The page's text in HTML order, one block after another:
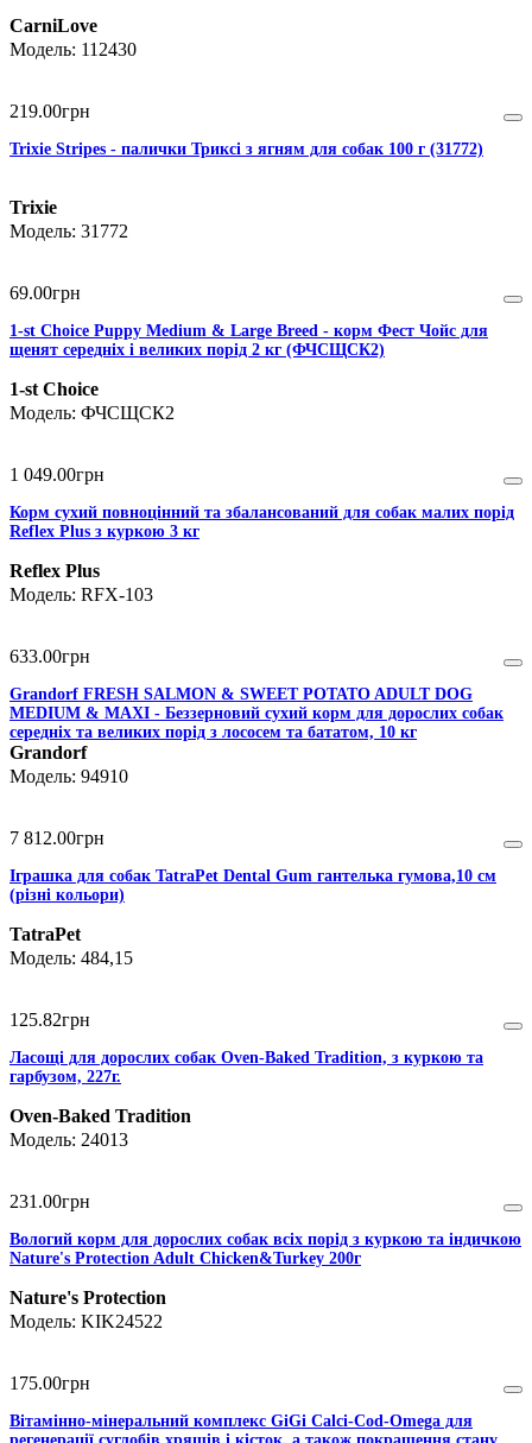
CarniLove
112430
219.00грн
Trixie Stripes - палички Триксі з ягням для собак 100 г (31772)
Trixie
31772
69.00грн
1-st Choice Puppy Medium & Large Breed - корм Фест Чойс для
щенят середніх і великих порід 2 кг (ФЧСЩСК2)
1-st Choice
ФЧСЩСК2
1 049.00грн
Корм сухий повноцінний та збалансований для собак малих порід
Reflex Plus з куркою 3 кг
Reflex Plus
RFX-103
633.00грн
Grandorf FRESH SALMON & SWEET POTATO ADULT DOG
MEDIUM & MAXI - Беззерновий сухий корм для дорослих собак
середніх та великих порід з лососем та бататом, 10 кг
Grandorf
94910
7 812.00грн
Іграшка для собак TatraPet Dental Gum гантелька гумова,10 см
(різні кольори)
TatraPet
484,15
125.82грн
Ласощі для дорослих собак Oven-Baked Tradition, з куркою та
гарбузом, 227г.
Oven-Baked Tradition
24013
231 .00грн
Вологий корм для дорослих собак всіх порід з куркою та індичкою
Nature's Protection Adult Chicken&Turkey 200г
Nature's Protection
KIK24522
175.00грн
Вітамінно-мінеральний комплекс GiGi Calci-Cod-Omega для